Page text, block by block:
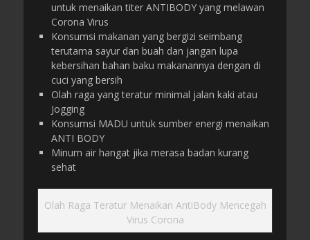
untuk menaikan titer ANTIBODY yang melawan
Corona Virus
Konsumsi makanan yang bergizi seimbang
terutama sayur dan buah dan jangan lupa
kebersihan bahan baku makanannya dengan di
cuci yang bersih
Olah raga yang teratur minimal jalan kaki atau
Jogging
Konsumsi MADU untuk sumber energi menaikan
ANTI BODY
Minum air hangat jika merasa badan kurang
sehat
Olah Raga Teratur Menaikan AntiBody Mencegah
Virus Corona